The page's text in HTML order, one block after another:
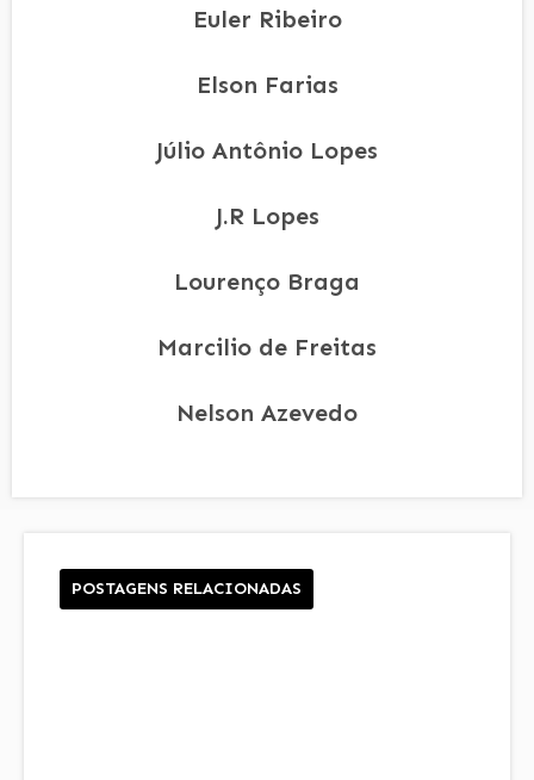
Euler Ribeiro
Elson Farias
Júlio Antônio Lopes
J.R Lopes
Lourenço Braga
Marcilio de Freitas
Nelson Azevedo
POSTAGENS RELACIONADAS